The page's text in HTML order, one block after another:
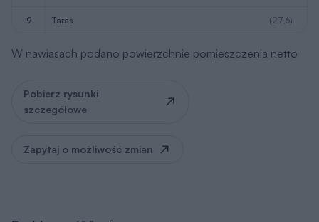
9 taras (27,6)
W nawiasach podano powierzchnie pomieszczenia netto
Pobierz rysunki
szczegółowe
Zapytaj o możliwość zmian